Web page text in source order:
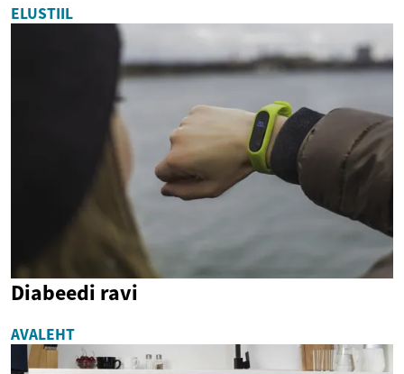
ELUSTIIL
Diabeedi ravi
AVALEHT